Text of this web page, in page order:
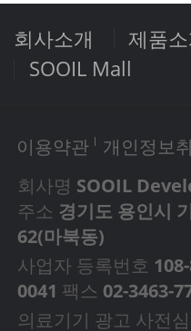
회사소개 제품
SOOIL Mall
이용약관 개인정보
회사명 SOOIL
주소 경기도 용인시
62(마북동)
사업자 등록번호
0041 팩스 02-3463-
의료기기 광고 사전